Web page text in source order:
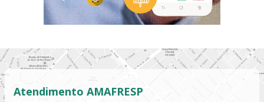
Atendimento AMAFRESP